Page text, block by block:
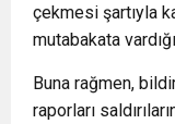
çekmesi şartıyla
mutabakata
Buna rağmen,
raporları